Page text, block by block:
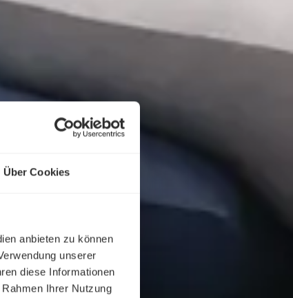
Über Cookies
anbieten zu können
unserer
diese Informationen
Ihrer Nutzung